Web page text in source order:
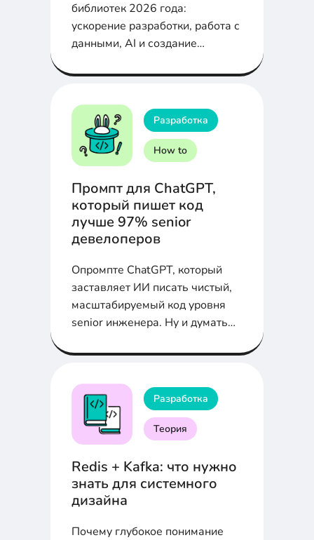
библиотек 2026 года:
ускорение разработки, работа с
данными, AI и создание
Разработка
How to
Промпт для ChatGPT,
который пишет код
лучше 97% senior
девелоперов
Опромпте ChatGPT, который
заставляет ИИ писать чистый,
масштабируемый код уровня
senior инженера. Ну и думать
тимлид.
Разработка
Теория
Redis + Kafka: что нужно
знать для системного
дизайна
Почему глубокое понимание